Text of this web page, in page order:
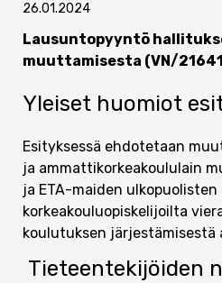
26.01.2024
Lausuntopyyntö
muuttamisesta (VN/
Yleiset huomiot
Esityksessä ehdotetaan
ja ammattikorkeakoululain
ja ETA-maiden
korkeakouluopiskelijoilta
koulutuksen
Tieteentekijöiden